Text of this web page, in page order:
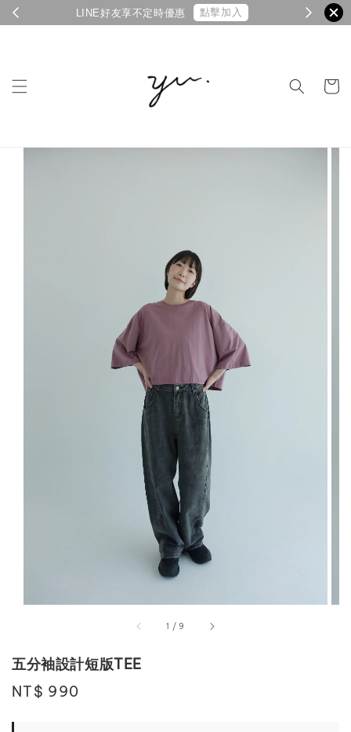
LINE好友享不定時優惠 點擊加入
1 /9
五分袖設計短版TEE
Regular
NT$ 990